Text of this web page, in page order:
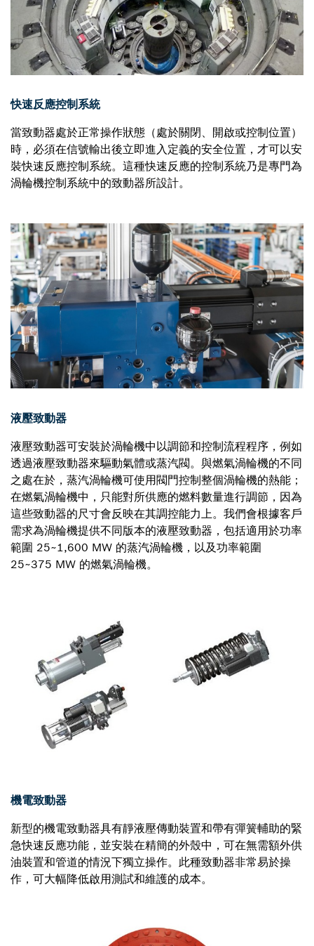
快速反應控制系統
當致動器處於正常操作狀態（處於關閉、開啟或控制位置）
時，必須在信號輸出後立即進入定義的安全位置，才可以安
裝快速反應控制系統。這種快速反應的控制系統乃是專門為
渦輪機控制系統中的致動器所設計。
液壓致動器
液壓致動器可安裝於渦輪機中以調節和控制流程程序，例如
透過液壓致動器來驅動氣體或蒸汽閥。與燃氣渦輪機的不同
之處在於，蒸汽渦輪機可使用閥門控制整個渦輪機的熱能；
在燃氣渦輪機中，只能對所供應的燃料數量進行調節，因為
這些致動器的尺寸會反映在其調控能力上。我們會根據客戶
需求為渦輪機提供不同版本的液壓致動器，包括適用於功率
範圍 25~1,600 MW 的蒸汽渦輪機，以及功率範圍
25~375 MW 的燃氣渦輪機。
機電致動器
新型的機電致動器具有靜液壓傳動裝置和帶有彈簧輔助的緊
急快速反應功能，並安裝在精簡的外殼中，可在無需額外供
油裝置和管道的情況下獨立操作。此種致動器非常易於操
作，可大幅降低啟用測試和維護的成本。